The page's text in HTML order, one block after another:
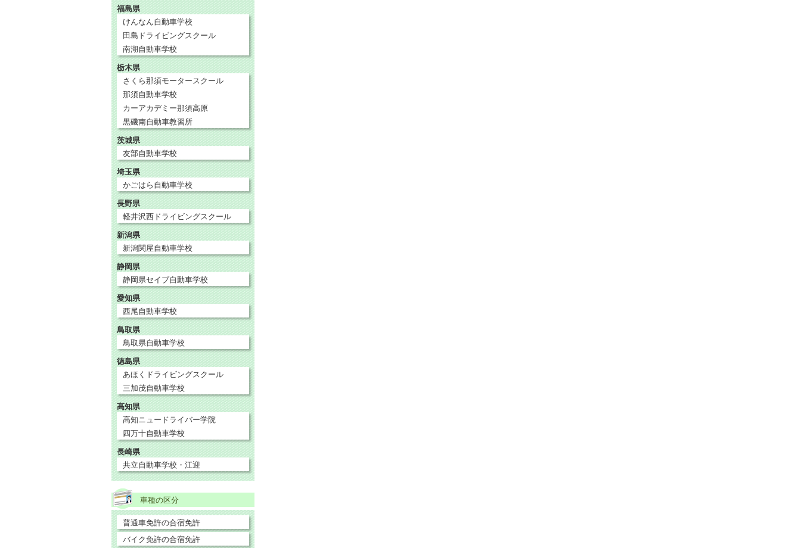
福島県
けんなん自動車学校
田島ドライビングスクール
南湖自動車学校
栃木県
さくら那須モータースクール
那須自動車学校
カーアカデミー那須高原
黒磯南自動車教習所
茨城県
友部自動車学校
埼玉県
かごはら自動車学校
長野県
軽井沢西ドライビングスクール
新潟県
新潟関屋自動車学校
静岡県
静岡県セイブ自動車学校
愛知県
西尾自動車学校
鳥取県
鳥取県自動車学校
徳島県
あほくドライビングスクール
三加茂自動車学校
高知県
高知ニュードライバー学院
四万十自動車学校
長崎県
共立自動車学校・江迎
車種の区分
普通車免許の合宿免許
バイク免許の合宿免許